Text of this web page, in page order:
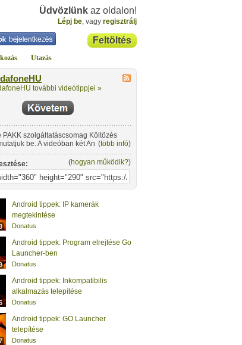
Üdvözlünk az oldalon!
Lépj be, vagy regisztrálj
Feltöltés
Utazás
további videótippjei »
PAKK szolgáltatáscsomag Költözés
be. A videóban két Androidos
költöztetjük az adatokat, de a
könnyen működik eltérő
rendelkező telefonok között
Symbian, iOS, Java). További részletek
PAKK-ról: http://www.vodafone.hu/pakk
(több infó)
(hogyan működik?)
Android tippek: IP kamerák
megtekintése
Donatus
Android tippek: Program elrejtése Go
Launcher-ben
Donatus
Android tippek: Inkompatibilis
alkalmazás telepítése
Donatus
Android tippek: GO Launcher
telepítése
Donatus